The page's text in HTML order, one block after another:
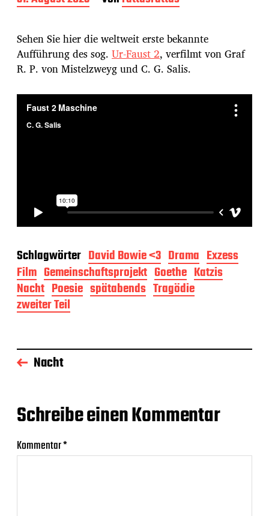
e
t
r
a
g
d
Sehen Sie hier die weltweit erste bekannte
Aufführung des sog. Ur-Faust 2, verfilmt von Graf
R. P. von Mistelzweyg und C. G. Salis.
Schlagwörter David Bowie <3 Drama Exzess
Film Gemeinschaftsprojekt Goethe Katzis
Nacht Poesie spätabends Tragödie
zweiter Teil
Nacht
Schreibe einen Kommentar
Kommentar*